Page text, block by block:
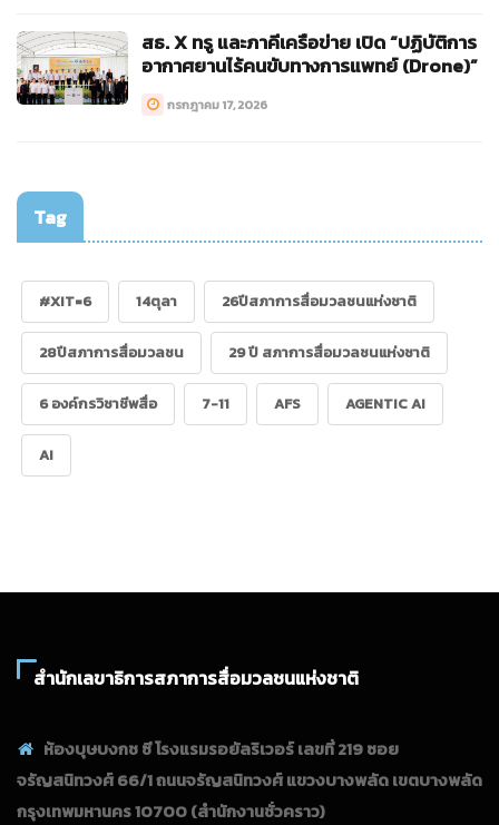
สธ. X ทรู และภาคีเครือข่าย เปิด “ปฏิบัติการ
อากาศยานไร้คนขับทางการแพทย์ (Drone)”
กรกฎาคม 17, 2026
Tag
#XIT=6 14ตุลา 26ปีสภาการสื่อมวลชนแห่งชาติ
28ปีสภาการสื่อมวลชน 29 ปี สภาการสื่อมวลชนแห่งชาติ
6 องค์กรวิชาชีพสื่อ 7-11 AFS AGENTIC AI
AI
สำนักเลขาธิการสภาการสื่อมวลชนแห่งชาติ
ห้องบุษบงกช ซี โรงแรมรอยัลริเวอร์ เลขที่ 219 ซอย
จรัญสนิทวงศ์ 66/1 ถนนจรัญสนิทวงศ์ แขวงบางพลัด เขตบางพลัด
กรุงเทพมหานคร 10700(สำนักงานชั่วคราว)